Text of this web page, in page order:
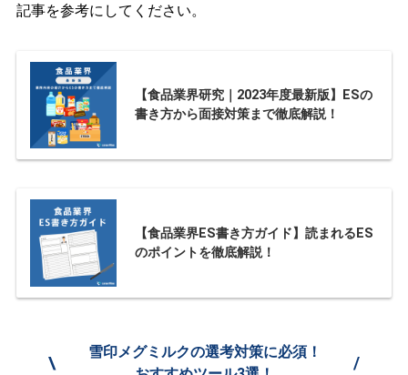
記事を参考にしてください。
【食品業界研究｜2023年度最新版】ESの
書き方から面接対策まで徹底解説！
【食品業界ES書き方ガイド】読まれるES
のポイントを徹底解説！
\
雪印メグミルクの選考対策に必須！
/